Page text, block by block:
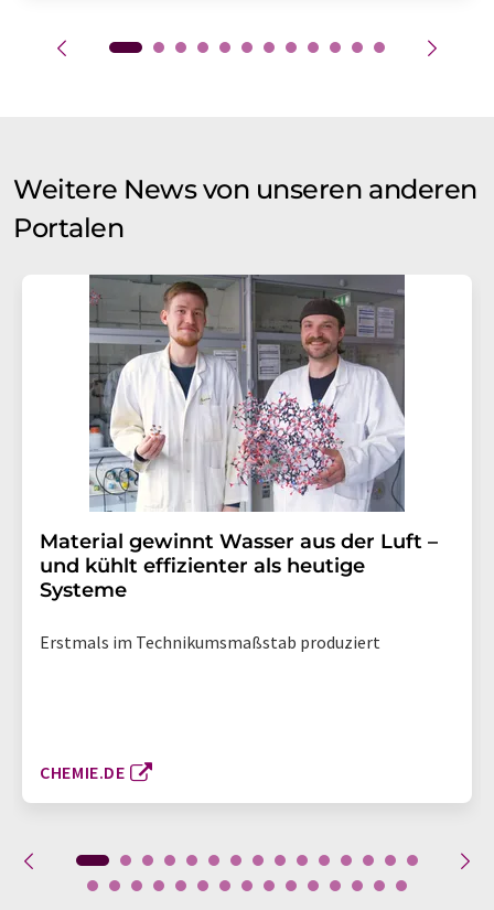
Weitere News von unseren anderen
Portalen
Material gewinnt Wasser aus der Luft –
und kühlt effizienter als heutige
Systeme
Erstmals im Technikumsmaßstab produziert
CHEMIE.DE